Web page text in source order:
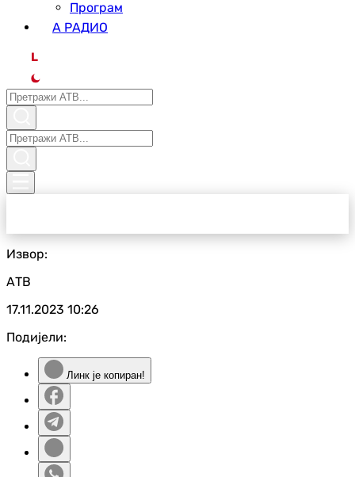
Програм
А РАДИО
L
Извор:
АТВ
17.11.2023 10:26
Подијели:
Линк је копиран!